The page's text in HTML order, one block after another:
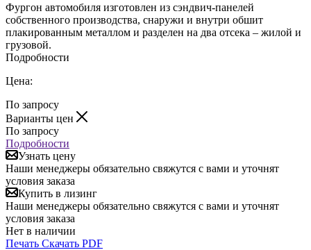
Фургон автомобиля изготовлен из сэндвич-панелей
собственного производства, снаружи и внутри обшит
плакированным металлом и разделен на два отсека – жилой и
грузовой.
Подробности
Цена:
По запросу
Варианты цен
По запросу
Подробности
Узнать цену
Наши менеджеры обязательно свяжутся с вами и уточнят
условия заказа
Купить в лизинг
Наши менеджеры обязательно свяжутся с вами и уточнят
условия заказа
Нет в наличии
Печать Скачать PDF